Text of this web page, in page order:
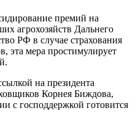
премий на
агрохозяйств Дальнего
РФ в случае страхования
эта мера простимулирует
на президента
Корнея Биждова,
с господдержкой готовится